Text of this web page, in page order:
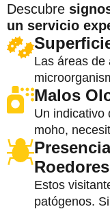
Descubre
un servicio
Las áreas de
Malos
Un indicativo
moho,
Roedores
Estos
patógenos.